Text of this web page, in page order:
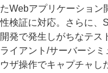
たWebアプリケーション
性検証に対応。さらに、
開発で発生しがちなテス
ライアント/サーバーシ
ウザ操作でキャプチャし